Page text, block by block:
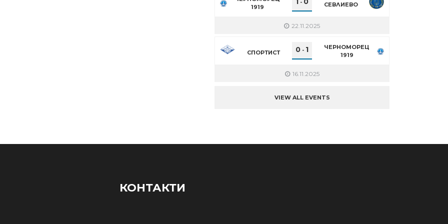
1919
- СЕВЛИЕВО
22.11.2025
СПОРТИСТ 0 - 1
ЧЕРНОМОРЕЦ
1919
16.11.2025
VIEW ALL EVENTS
КОНТАКТИ